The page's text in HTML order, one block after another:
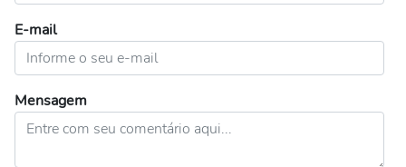
E-mail
Mensagem